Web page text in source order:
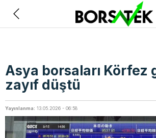
Asya borsaları Körfez
zayıf düştü
Yayınlanma: 13.05.2026 - 06:58